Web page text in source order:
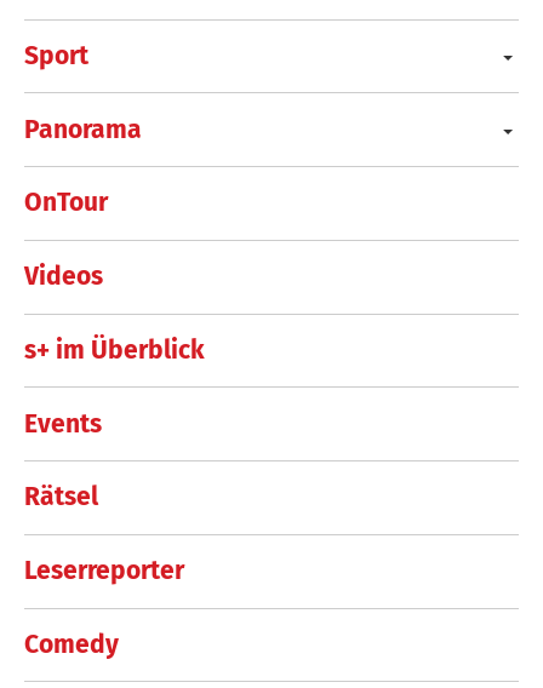
Sport
Panorama
OnTour
Videos
s+ im Überblick
Events
Rätsel
Leserreporter
Comedy